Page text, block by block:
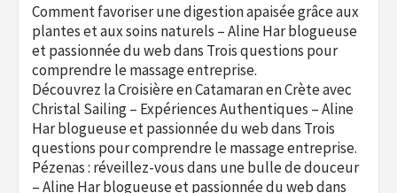
Comment favoriser une digestion apaisée grâce aux
plantes et aux soins naturels – Aline Har blogueuse
et passionnée du webdans Trois questions pour
comprendre le massage entreprise.
Découvrez la Croisière en Catamaran en Crète avec
Christal Sailing – Expériences Authentiques – Aline
Har blogueuse et passionnée du webdans Trois
questions pour comprendre le massage entreprise.
Pézenas : réveillez-vous dans une bulle de douceur
– Aline Har blogueuse et passionnée du webdans